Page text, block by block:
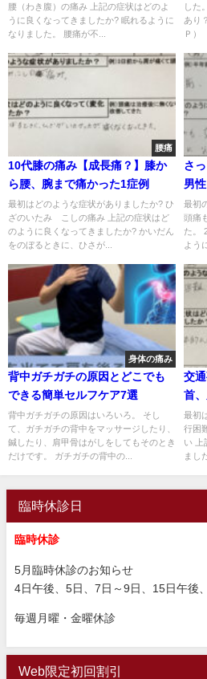
腰（わき腹）の痛み 上記の症状はどのよ
うに良くなってきましたか? 眠れるように
なりました。 腰痛が不...
した
あり
Ｐ）
腰痛
10代膝の痛み【成長痛？】膝か
ら腰、腕まで痛かった1症例
最初はどのような症状がありましたか? ひ
ざのいたみ こしの痛み 上記の症状はど
のように良くなってきましたか? かいだん
をのぼるときに、ひさが...
さ
男
辛
最初
頭痛
た。
よう
身体の痛み
背中ガチガチの原因とどこでも
できる簡単セルフケア7選
背中ガチガチの原因はいろいろ。 そし
て、ガチガチの背中をマッサージしたり、
鍼したり、肩甲骨はがしをしてもそのとき
だけです。 ガチガチの背中の...
交
首
ま
最初
行困
い 上
まし
臨時休診日
臨時休診
5月臨時休診のお知らせ
4日午後、5日、7日～9日、15日午後
毎週月曜・金曜休診
Web限定初回割引